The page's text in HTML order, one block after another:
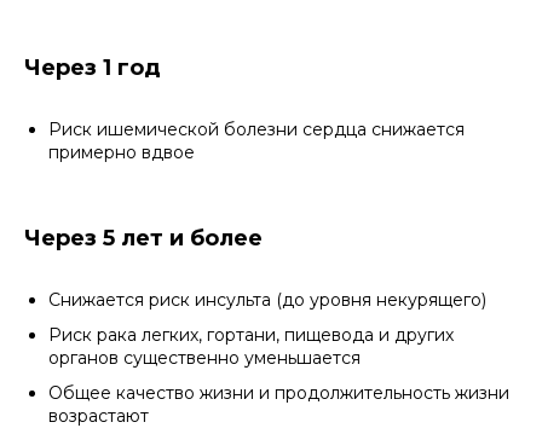
Через 1 год
Риск ишемической болезни сердца снижается
примерно вдвое
Через 5 лет и более
Снижается риск инсульта (до уровня некурящего)
Риск рака легких, гортани, пищевода и других
органов существенно уменьшается
Общее качество жизни и продолжительность жизни
возрастают